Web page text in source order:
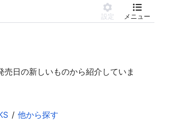
設定 メニュー
日の新しいものから紹介していま
他から探す